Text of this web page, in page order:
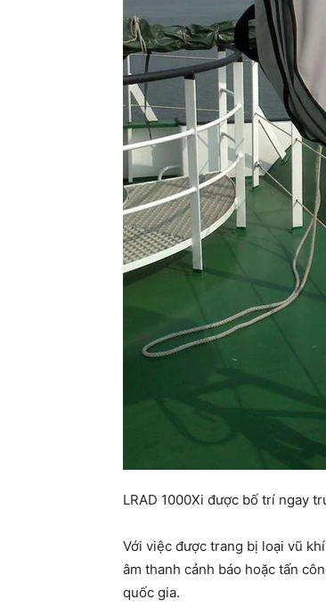
LRAD 1000Xi được bố trí ngay
Với việc được trang bị loại vũ
âm thanh cảnh báo hoặc tấn
quốc gia.